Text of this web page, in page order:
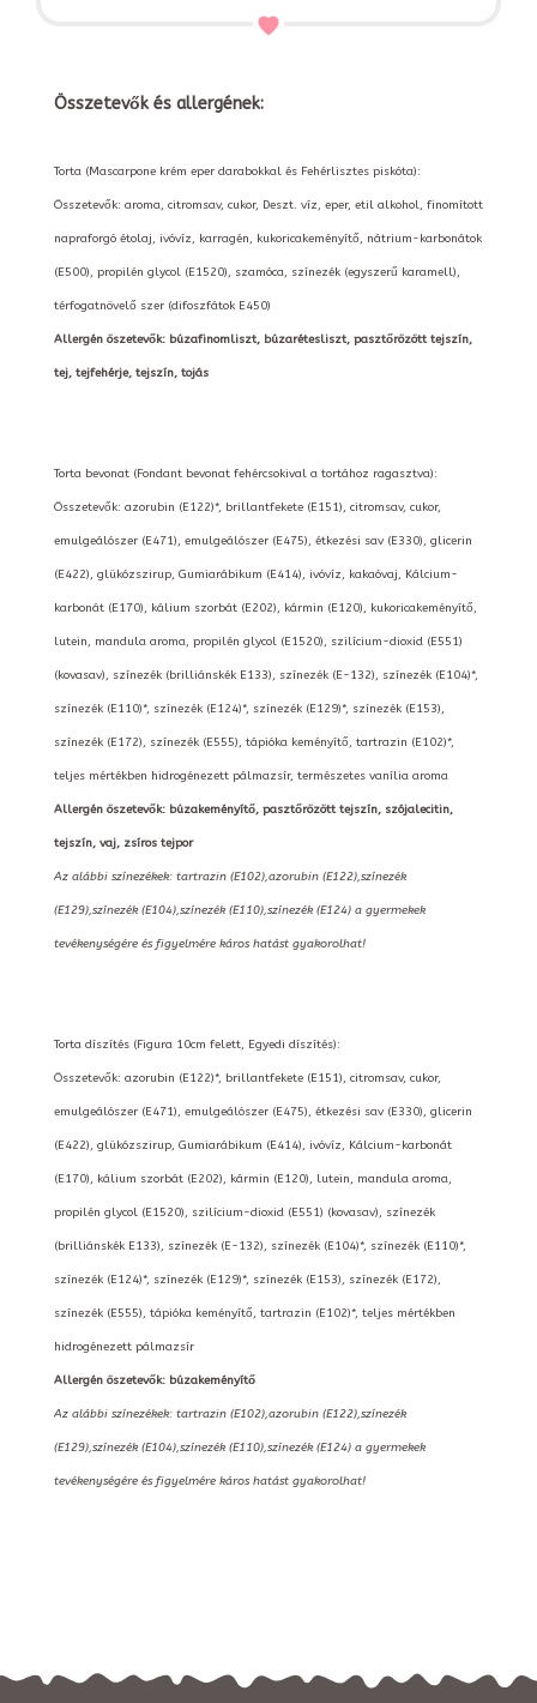
Összetevők és allergének:
Torta (Mascarpone krém eper darabokkal és Fehérlisztes piskóta):
Összetevők: aroma, citromsav, cukor, Deszt. víz, eper, etil alkohol, finomított
napraforgó étolaj, ivóvíz, karragén, kukoricakeményítő, nátrium-karbonátok
(E500), propilén glycol (E1520), szamóca, színezék (egyszerű karamell),
térfogatnövelő szer (difoszfátok E450)
Allergén öszetevők: búzafinomliszt, búzarétesliszt, pasztőrözött tejszín,
tej, tejfehérje, tejszín, tojás
Torta bevonat (Fondant bevonat fehércsokival a tortához ragasztva):
Összetevők: azorubin (E122)*, brillantfekete (E151), citromsav, cukor,
emulgeálószer (E471), emulgeálószer (E475), étkezési sav (E330), glicerin
(E422), glükózszirup, Gumiarábikum (E414), ivóvíz, kakaóvaj, Kálcium-
karbonát (E170), kálium szorbát (E202), kármin (E120), kukoricakeményítő,
lutein, mandula aroma, propilén glycol (E1520), szilícium-dioxid (E551)
(kovasav), színezék (brilliánskék E133), színezék (E-132), színezék (E104)*,
színezék (E110)*, színezék (E124)*, színezék (E129)*, színezék (E153),
színezék (E172), színezék (E555), tápióka keményítő, tartrazin (E102)*,
teljes mértékben hidrogénezett pálmazsír, természetes vanília aroma
Allergén öszetevők: búzakeményítő, pasztőrözött tejszín, szójalecitin,
tejszín, vaj, zsíros tejpor
Az alábbi színezékek: tartrazin (E102),azorubin (E122),színezék
(E129),színezék (E104),színezék (E110),színezék (E124) a gyermekek
tevékenységére és figyelmére káros hatást gyakorolhat!
Torta díszítés (Figura 10cm felett, Egyedi díszítés):
Összetevők: azorubin (E122)*, brillantfekete (E151), citromsav, cukor,
emulgeálószer (E471), emulgeálószer (E475), étkezési sav (E330), glicerin
(E422), glükózszirup, Gumiarábikum (E414), ivóvíz, Kálcium-karbonát
(E170), kálium szorbát (E202), kármin (E120), lutein, mandula aroma,
propilén glycol (E1520), szilícium-dioxid (E551) (kovasav), színezék
(brilliánskék E133), színezék (E-132), színezék (E104)*, színezék (E110)*,
színezék (E124)*, színezék (E129)*, színezék (E153), színezék (E172),
színezék (E555), tápióka keményítő, tartrazin (E102)*, teljes mértékben
hidrogénezett pálmazsír
Allergén öszetevők: búzakeményítő
Az alábbi színezékek: tartrazin (E102),azorubin (E122),színezék
(E129),színezék (E104),színezék (E110),színezék (E124) a gyermekek
tevékenységére és figyelmére káros hatást gyakorolhat!